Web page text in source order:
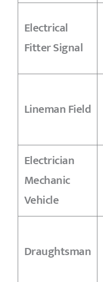
Electrical
Fitter Signal
Lineman Field
Electrician
Mechanic
Vehicle
Draughtsman